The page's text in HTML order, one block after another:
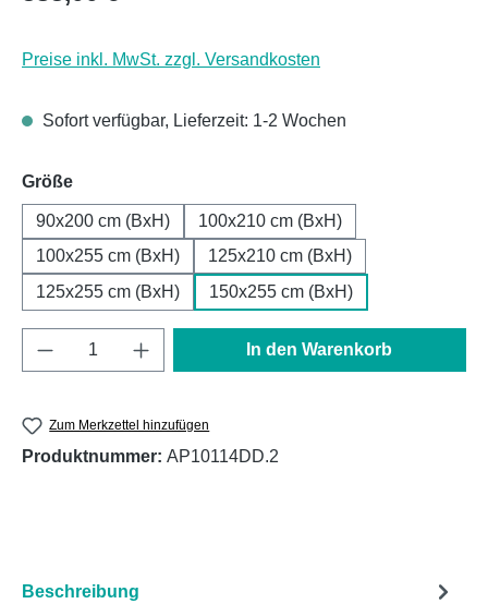
Preise inkl. MwSt. zzgl. Versandkosten
Sofort verfügbar, Lieferzeit: 1-2 Wochen
Größeauswählen
90x200 cm (BxH)
100x210 cm (BxH)
100x255 cm (BxH)
125x210 cm (BxH)
125x255 cm (BxH)
150x255 cm (BxH)
Produkt Anzahl: Gib den gewünschten
In den Warenkorb
Zum Merkzettel hinzufügen
Produktnummer: AP10114DD.2
Beschreibung